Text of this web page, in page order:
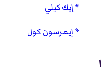
إيك كيلي
إيمرسون كول
ا